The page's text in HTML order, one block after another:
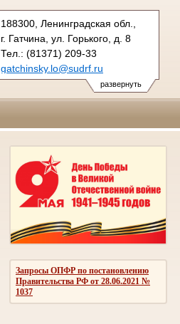
развернуть
188300, Ленинградская обл.,
г. Гатчина, ул. Горького, д. 8
Тел.: (81371) 209-33
gatchinsky.lo@sudrf.ru
Запросы ОПФР по постановлению
Правительства РФ от 28.06.2021 №
1037